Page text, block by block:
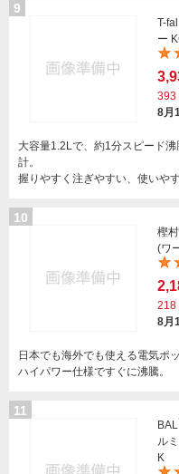
9
T-
ー
393
8月
大容量1.2Lで、約1分スピード
計。
握りやすく注ぎやすい、使いや
10
樫
(ワ
218
8月
日本でも海外でも使える電気ポッ
ハイパワー仕様ですぐに沸騰。
11
ル
K